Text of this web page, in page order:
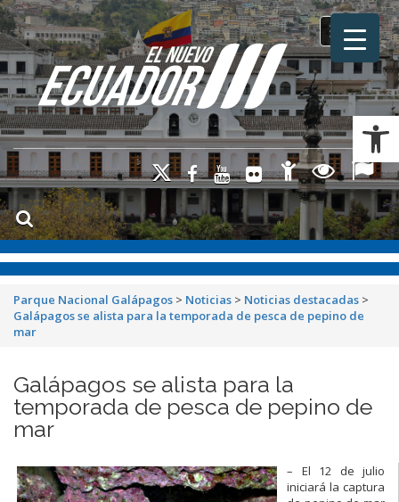
Toggle
Parque Nacional Galápagos > Noticias > Noticias destacadas >
Galápagos se alista para la temporada de pesca de pepino de
mar
Galápagos se alista para la
temporada de pesca de pepino de
mar
– El 12 de julio
iniciará la captura